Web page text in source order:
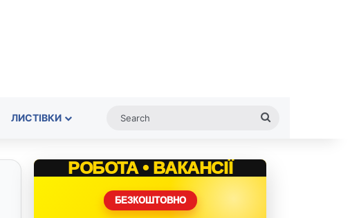
ЛИСТІВКИ
РОБОТА • ВАКАНСІЇ
БЕЗКОШТОВНО